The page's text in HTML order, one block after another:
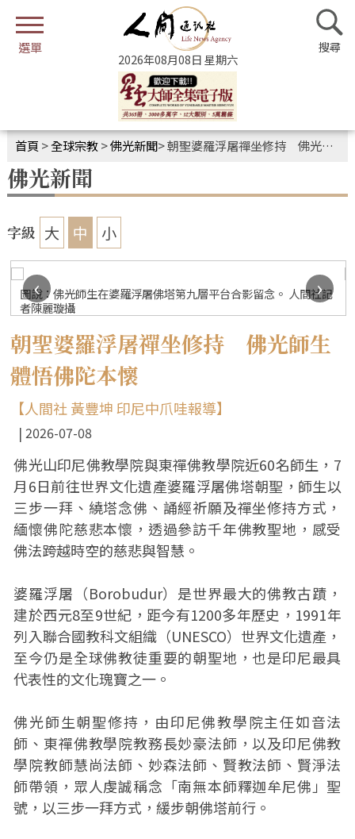
2026年08月08日 星期六
首頁 >全球宗教>佛光新聞>朝聖婆羅浮屠禪坐修持 佛光師生體悟佛陀本懷
佛光新聞
字級 大 中 小
圖說：佛光師生在婆羅浮屠佛塔第九層平台合影留念。 人間社記
者陳麗璇攝
‹
›
朝聖婆羅浮屠禪坐修持 佛光師生
體悟佛陀本懷
【人間社 黃豐坤 印尼中爪哇報導】
2026-07-08
佛光山印尼佛教學院與東禪佛教學院近60名師生，7
月6日前往世界文化遺產婆羅浮屠佛塔朝聖，師生以
三步一拜、繞塔念佛、誦經祈願及禪坐修持方式，
緬懷佛陀慈悲本懷，透過參訪千年佛教聖地，感受
佛法跨越時空的慈悲與智慧。
婆羅浮屠（Borobudur）是世界最大的佛教古蹟，
建於西元8至9世紀，距今有1200多年歷史，1991年
列入聯合國教科文組織（UNESCO）世界文化遺產，
至今仍是全球佛教徒重要的朝聖地，也是印尼最具
代表性的文化瑰寶之一。
佛光師生朝聖修持，由印尼佛教學院主任如音法
師、東禪佛教學院教務長妙豪法師，以及印尼佛教
學院教師慧尚法師、妙森法師、賢教法師、賢淨法
師帶領，眾人虔誠稱念「南無本師釋迦牟尼佛」聖
號，以三步一拜方式，緩步朝佛塔前行。